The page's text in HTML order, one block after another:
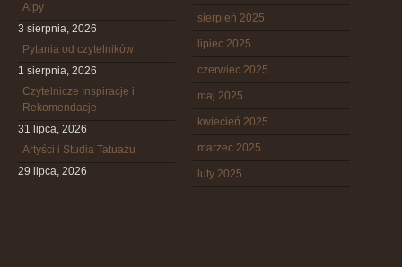
Alpy
3 sierpnia, 2026
Pytania od czytelników
1 sierpnia, 2026
Czytelnicze Inspiracje i
Rekomendacje
31 lipca, 2026
Artyści i Studia Tatuażu
29 lipca, 2026
sierpień 2025
lipiec 2025
czerwiec 2025
maj 2025
kwiecień 2025
marzec 2025
luty 2025